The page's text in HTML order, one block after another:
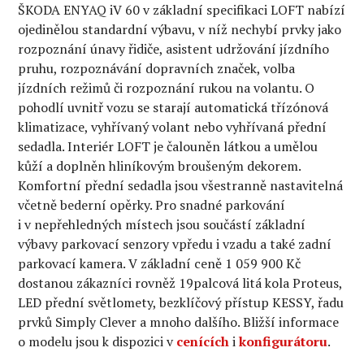
ŠKODA ENYAQ iV 60 v základní specifikaci LOFT nabízí
ojedinělou standardní výbavu, v níž nechybí prvky jako
rozpoznání únavy řidiče, asistent udržování jízdního
pruhu, rozpoznávání dopravních značek, volba
jízdních režimů či rozpoznání rukou na volantu. O
pohodlí uvnitř vozu se starají automatická třízónová
klimatizace, vyhřívaný volant nebo vyhřívaná přední
sedadla. Interiér LOFT je čalouněn látkou a umělou
kůží a doplněn hliníkovým broušeným dekorem.
Komfortní přední sedadla jsou všestranně nastavitelná
včetně bederní opěrky. Pro snadné parkování
i v nepřehledných místech jsou součástí základní
výbavy parkovací senzory vpředu i vzadu a také zadní
parkovací kamera. V základní ceně 1 059 900 Kč
dostanou zákazníci rovněž 19palcová litá kola Proteus,
LED přední světlomety, bezklíčový přístup KESSY, řadu
prvků Simply Clever a mnoho dalšího. Bližší informace
o modelu jsou k dispozici vcenícíchikonfigurátoru.